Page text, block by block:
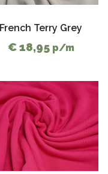
French Terry Grey
€ 18,95 p/m